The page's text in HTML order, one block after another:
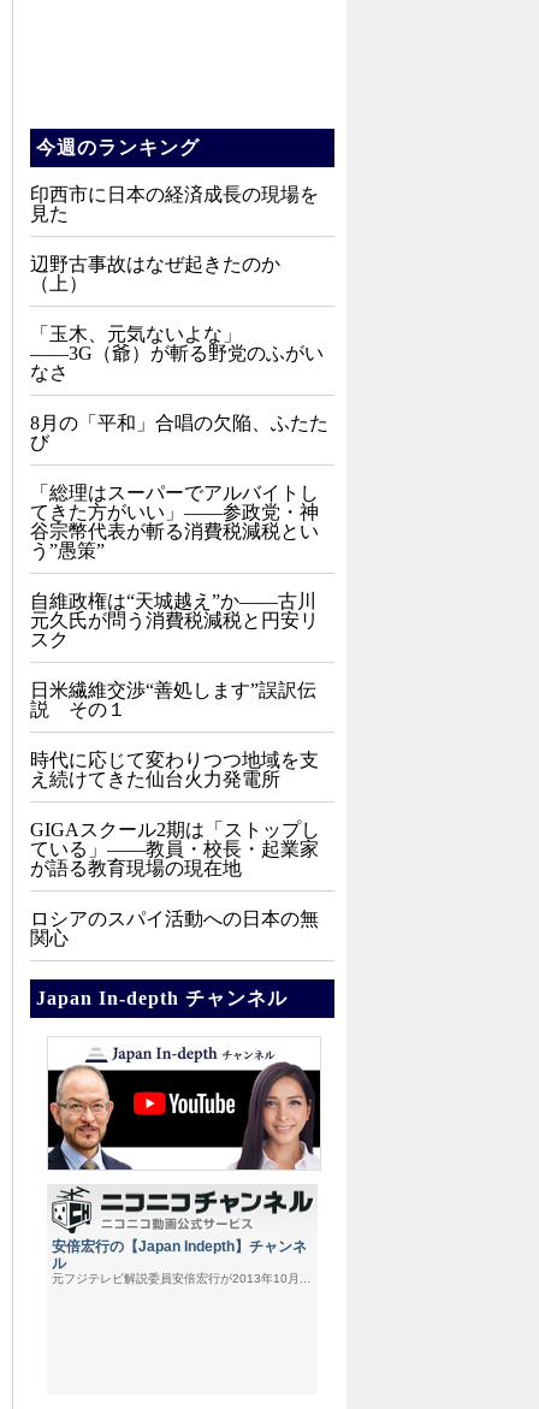
今週のランキング
印西市に日本の経済成長の現場を
見た
辺野古事故はなぜ起きたのか
（上）
「玉木、元気ないよな」
――3G（爺）が斬る野党のふがい
なさ
8月の「平和」合唱の欠陥、ふたた
び
「総理はスーパーでアルバイトし
てきた方がいい」――参政党・神
谷宗幣代表が斬る消費税減税とい
う”愚策”
自維政権は“天城越え”か――古川
元久氏が問う消費税減税と円安リ
スク
日米繊維交渉“善処します”誤訳伝
説 その１
時代に応じて変わりつつ地域を支
え続けてきた仙台火力発電所
GIGAスクール2期は「ストップし
ている」——教員・校長・起業家
が語る教育現場の現在地
ロシアのスパイ活動への日本の無
関心
Japan In-depth チャンネル